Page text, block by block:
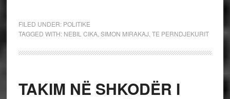
FILED UNDER: POLITIKE
TAGGED WITH: NEBIL CIKA,SIMON MIRAKAJ,TE PERNDJEKURIT
TAKIM NË SHKODËR I